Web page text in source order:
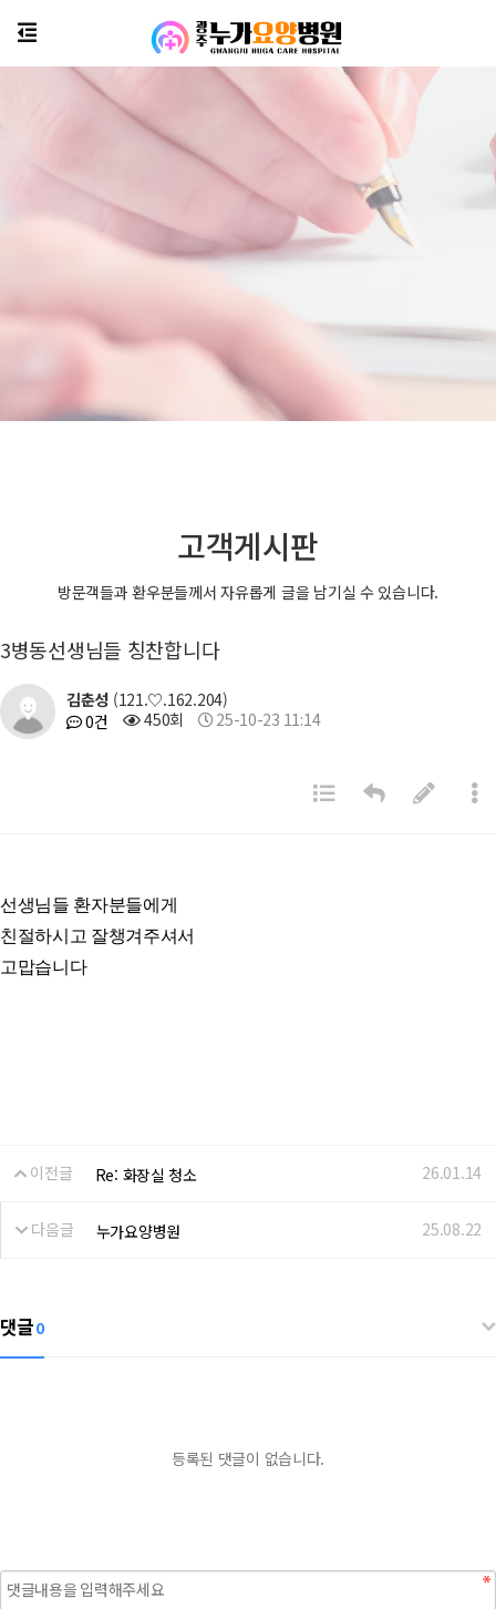
고객게시판
방문객들과 환우분들께서 자유롭게 글을 남기실 수 있습니다.
3병동선생님들 칭찬합니다
김춘성 (121.♡.162.204)
0건
450회 25-10-23 11:14
선생님들 환자분들에게
친절하시고 잘챙겨주셔서
고맙습니다
이전글 Re: 화장실 청소 26.01.14
다음글 누가요양병원 25.08.22
댓글0
등록된 댓글이 없습니다.